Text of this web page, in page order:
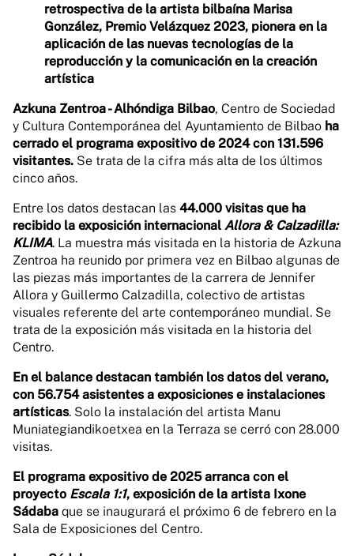
retrospectiva de la artista bilbaína Marisa
González, Premio Velázquez 2023, pionera en la
aplicación de las nuevas tecnologías de la
reproducción y la comunicación en la creación
artística
Azkuna Zentroa - Alhóndiga Bilbao, Centro de Sociedad
y Cultura Contemporánea del Ayuntamiento de Bilbao ha
cerrado el programa expositivo de 2024 con 131.596
visitantes. Se trata de la cifra más alta de los últimos
cinco años.
Entre los datos destacan las 44.000 visitas que ha
recibido la exposición internacional Allora & Calzadilla:
KLIMA. La muestra más visitada en la historia de Azkuna
Zentroa ha reunido por primera vez en Bilbao algunas de
las piezas más importantes de la carrera de Jennifer
Allora y Guillermo Calzadilla, colectivo de artistas
visuales referente del arte contemporáneo mundial. Se
trata de la exposición más visitada en la historia del
Centro.
En el balance destacan también los datos del verano,
con 56.754 asistentes a exposiciones e instalaciones
artísticas. Solo la instalación del artista Manu
Muniategiandikoetxea en la Terraza se cerró con 28.000
visitas.
El programa expositivo de 2025 arranca con el
proyecto Escala 1:1, exposición de la artista Ixone
Sádaba que se inaugurará el próximo 6 de febrero en la
Sala de Exposiciones del Centro.